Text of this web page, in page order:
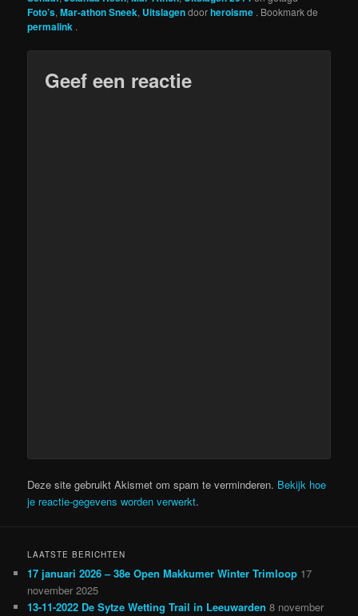
Foto’s,Mar-athon Sneek, Uitslagendoorheroisme . Bookmark de
permalink .
Geef een reactie
Deze site gebruikt Akismet om spam te verminderen. Bekijk hoe
je reactie-gegevens worden verwerkt.
LAATSTE BERICHTEN
17 januari 2026 – 38e Open Makkumer Winter Trimloop 17
november 2025
13-11-2022 De Sytze Wetting Trail in Leeuwarden 8 november